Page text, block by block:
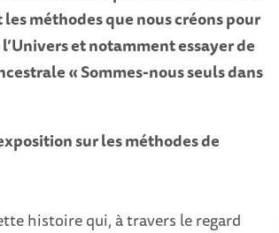
méthodes que nous créons pour
et notamment essayer de
« Sommes-nous seuls dans
sur les méthodes de
histoire qui, à travers le regard